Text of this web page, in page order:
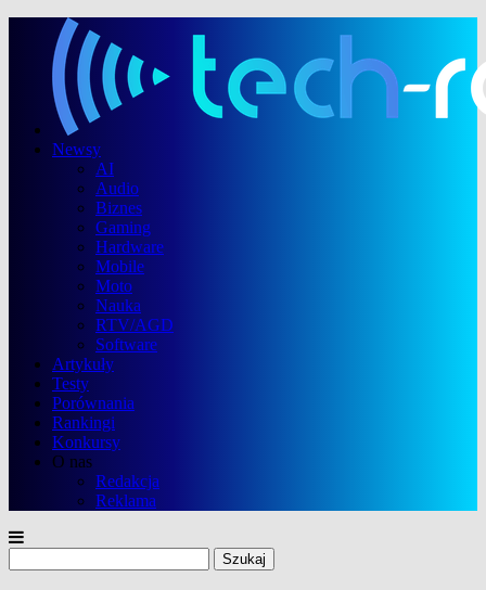
Newsy
AI
Audio
Biznes
Gaming
Hardware
Mobile
Moto
Nauka
RTV/AGD
Software
Artykuły
Testy
Porównania
Rankingi
Konkursy
O nas
Redakcja
Reklama